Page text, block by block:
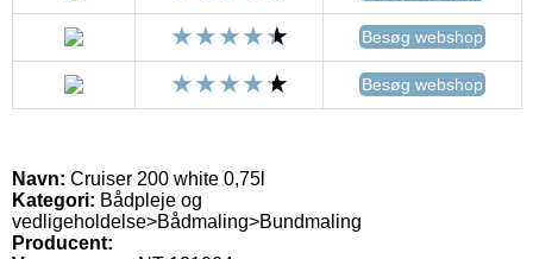
Besøg webshop
Besøg webshop
Navn: Cruiser 200 white 0,75l
Kategori: Bådpleje og
vedligeholdelse>Bådmaling>Bundmaling
Producent: